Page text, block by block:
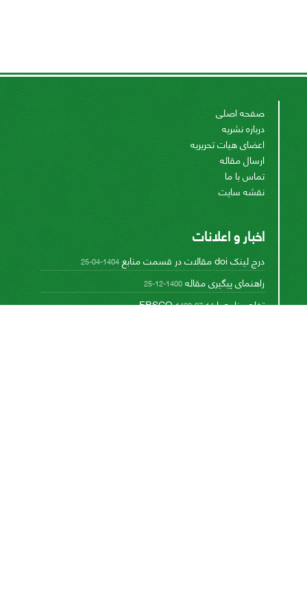
صفحه اصلی
درباره نشریه
اعضای هیات تحریریه
ارسال مقاله
تماس با ما
نقشه سایت
اخبار و اعلانات
درج لینک doi مقالات در قسمت منابع 1404-04-25
راهنمای پیگیری مقاله 1400-12-25
تفاهم نامه با EBSCO1400-07-14